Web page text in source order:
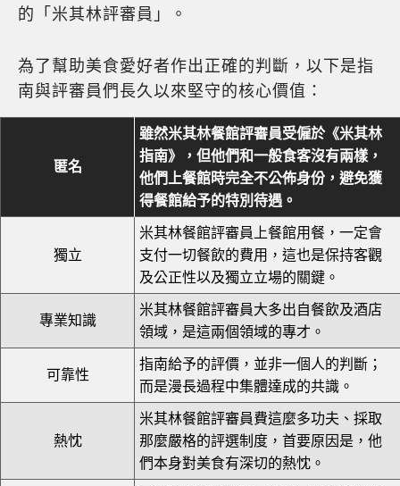
的「米其林評審員」。
為了幫助美食愛好者作出正確的判斷，以下是指
南與評審員們長久以來堅守的核心價值：
匿名
雖然米其林餐館評審員受僱於《米其林
指南》，但他們和一般食客沒有兩樣，
他們上餐館時完全不公佈身份，避免獲
得餐館給予的特別待遇。
獨立
米其林餐館評審員上餐館用餐，一定會
支付一切餐飲的費用，這也是保持客觀
及公正性以及獨立立場的關鍵。
專業知識
米其林餐館評審員大多出自餐飲及酒店
領域，是這兩個領域的專才。
可靠性
指南給予的評價，並非一個人的判斷；
而是漫長過程中集體達成的共識。
熱忱
米其林餐館評審員費這麼多功夫、採取
那麼嚴格的評選制度，首要原因是，他
們本身對美食有深切的熱忱。